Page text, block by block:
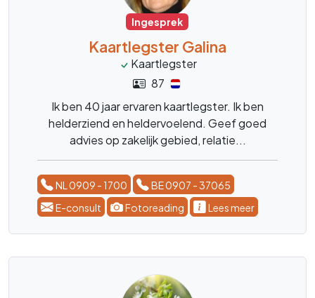
Ingesprek
Kaartlegster Galina
Kaartlegster
87
Ik ben 40 jaar ervaren kaartlegster. Ik ben
helderziend en heldervoelend. Geef goed
advies op zakelijk gebied, relatie...
NL 0909 - 1700
BE 0907 - 37065
E-consult
Fotoreading Lees meer